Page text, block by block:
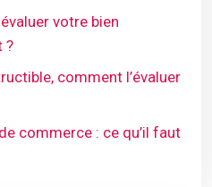
votre bien
?
comment l’évaluer
commerce : ce qu’il faut